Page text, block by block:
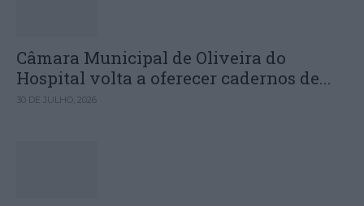
Câmara Municipal de Oliveira do
Hospital volta a oferecer cadernos de...
30 DE JULHO, 2026